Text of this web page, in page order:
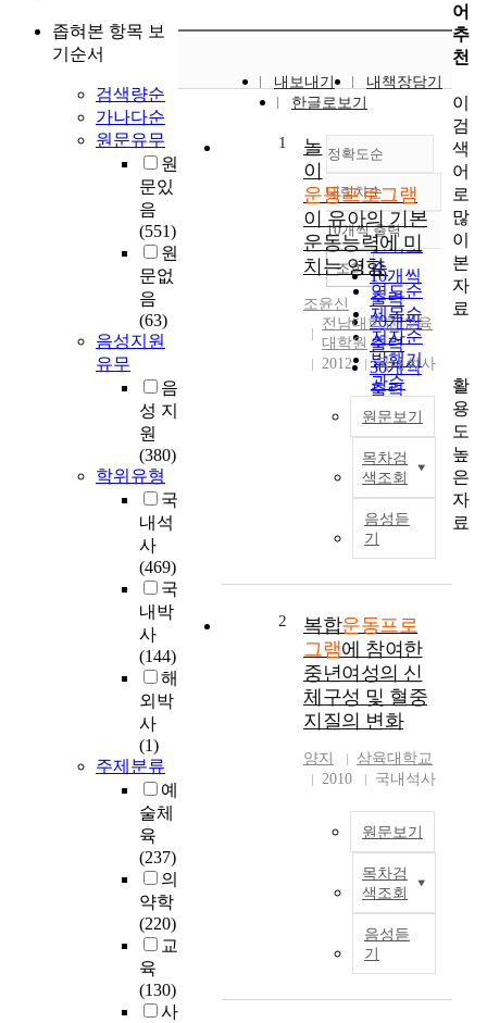
좁혀본 항목 보
기순서
검색량순
가나다순
원문유무
원
문있
음
(551)
원
문없
음
(63)
음성지원
유무
음
성 지
원
(380)
학위유형
국
내석
사
(469)
국
내박
사
(144)
해
외박
사
(1)
주제분류
예
술체
육
(237)
의
약학
(220)
교
육
(130)
사
내보내기
내책장담기
한글로보기
정확도순
정확도
순
인기도
순
연도순
제목순
저자순
발행기
관순
내림차순
내림차순
10개씩 출력
10개씩
출력
20개씩
출력
30개씩
출력
50개씩
출력
100개씩
출력
조회
1
놀
이
운동프로그램
이 유아의 기본
운동능력에 미
치는 영향
조윤신
전남대학교 교육
대학원
2012
국내석사
원문보기
목차검
색조회
음성듣
기
2 복합운동프로
그램에 참여한
중년여성의 신
체구성 및 혈중
지질의 변화
양지
삼육대학교
2010
국내석사
원문보기
목차검
색조회
음성듣
기
어
추
천
이
검
색
어
로
많
이
본
자
료
활
용
도
높
은
자
료